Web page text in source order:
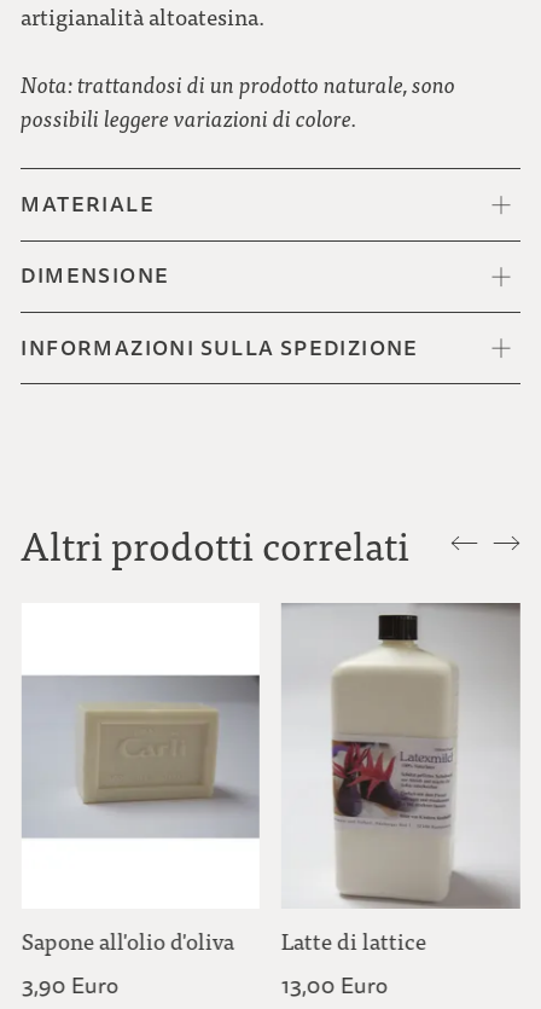
artigianalità altoatesina.
Nota: trattandosi di un prodotto naturale, sono
possibili leggere variazioni di colore.
MATERIALE
DIMENSIONE
INFORMAZIONI SULLA SPEDIZIONE
Altri prodotti correlati
Sapone all'olio d'oliva
3,90 Euro
Latte di lattice
13,00 Euro